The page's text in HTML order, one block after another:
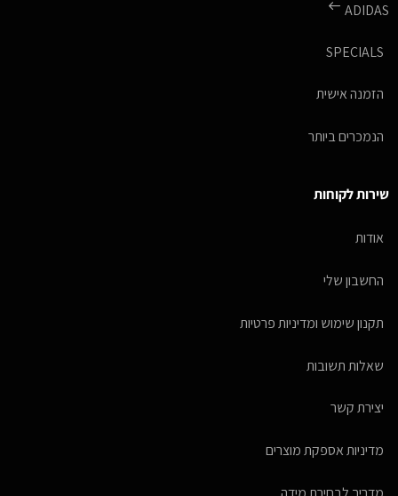
ADIDAS
SPECIALS
הזמנה אישית
הנמכרים ביותר
שירות לקוחות
אודות
החשבון שלי
תקנון שימוש ומדיניות פרטיות
שאלות תשובות
יצירת קשר
מדיניות אספקת מוצרים